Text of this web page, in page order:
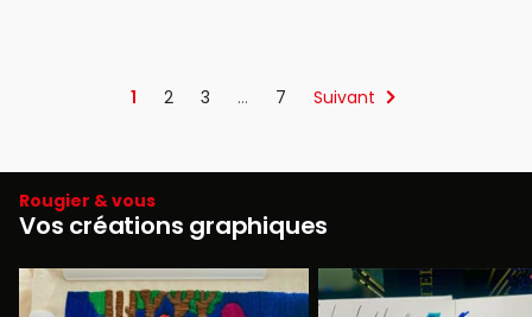
1 2 3 … 7 Suivant
Rougier & vous
Vos créations graphiques